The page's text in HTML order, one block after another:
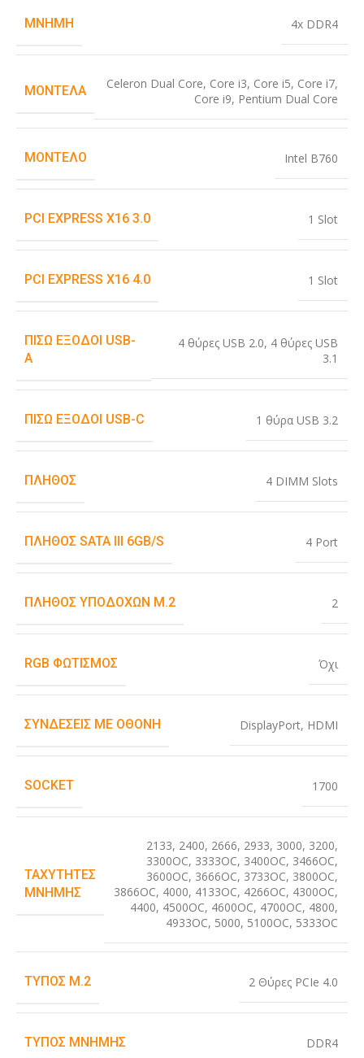
ΜΝΉΜΗ 4x DDR4
ΜΟΝΤΈΛΑ Celeron Dual Core, Core i3, Core i5, Core i7,
Core i9, Pentium Dual Core
ΜΟΝΤΈΛΟ Intel B760
PCI EXPRESS X16 3.0 1 Slot
PCI EXPRESS X16 4.0 1 Slot
ΠΊΣΩ ΈΞΟΔΟΙ USB-
A
4 θύρες USB 2.0, 4 θύρες USB
3.1
ΠΊΣΩ ΈΞΟΔΟΙ USB-C 1 θύρα USB 3.2
ΠΛΉΘΟΣ 4 DIMM Slots
ΠΛΉΘΟΣ SATA III 6GB/S 4 Port
ΠΛΉΘΟΣ ΥΠΟΔΟΧΏΝ M.2 2
RGB ΦΩΤΙΣΜΌΣ Όχι
ΣΥΝΔΈΣΕΙΣ ΜΕ ΟΘΌΝΗ DisplayPort, HDMI
SOCKET 1700
ΤΑΧΎΤΗΤΕΣ
ΜΝΉΜΗΣ
2133, 2400, 2666, 2933, 3000, 3200,
3300OC, 3333OC, 3400OC, 3466OC,
3600OC, 3666OC, 3733OC, 3800OC,
3866OC, 4000, 4133OC, 4266OC, 4300OC,
4400, 4500OC, 4600OC, 4700OC, 4800,
4933OC, 5000, 5100OC, 5333OC
ΤΎΠΟΣ M.2 2 Θύρες PCIe 4.0
ΤΎΠΟΣ ΜΝΉΜΗΣ DDR4